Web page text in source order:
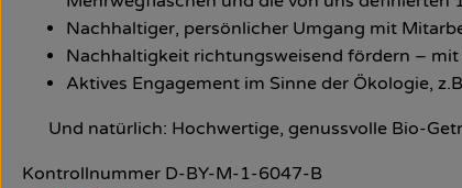
Nachhaltiger, persönlicher Umgang mit
Nachhaltigkeit richtungsweisend fördern –
Aktives Engagement im Sinne der Ökologie,
Und natürlich: Hochwertige, genussvolle Bio-
Kontrollnummer D-BY-M-1-6047-B